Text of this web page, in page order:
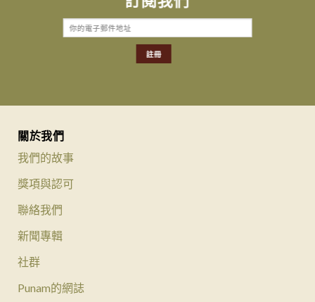
關於我們
我們的故事
獎項與認可
聯絡我們
新聞專輯
社群
Punam的網誌